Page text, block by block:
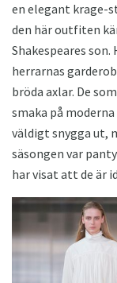
en elegant krage-
den här outfiten
Shakespeares
herrarnas
bröda axlar. De
smaka på
väldigt snygga ut,
säsongen var
har visat att de är